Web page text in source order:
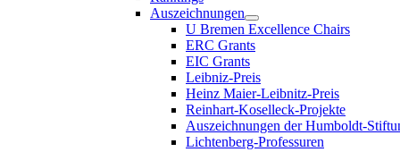
Auszeichnungen
U Bremen Excellence Chairs
ERC Grants
EIC Grants
Leibniz-Preis
Heinz Maier-Leibnitz-Preis
Reinhart-Koselleck-Projekte
Auszeichnungen der Humboldt-
Lichtenberg-Professuren